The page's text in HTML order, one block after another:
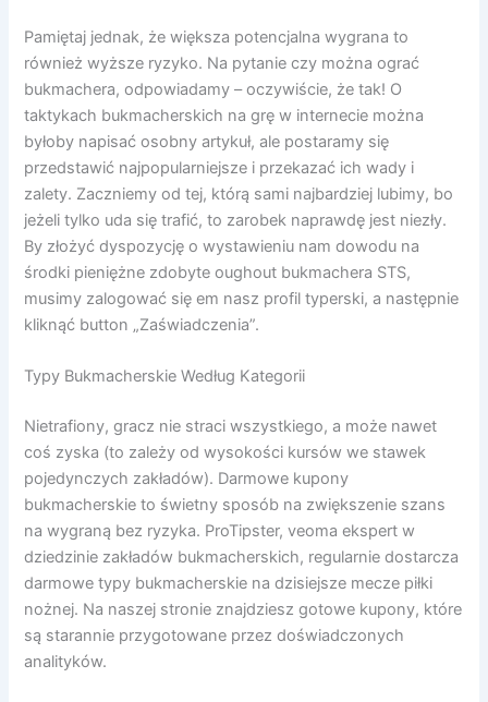
Pamiętaj jednak, że większa potencjalna wygrana to
również wyższe ryzyko. Na pytanie czy można ograć
bukmachera, odpowiadamy – oczywiście, że tak! O
taktykach bukmacherskich na grę w internecie można
byłoby napisać osobny artykuł, ale postaramy się
przedstawić najpopularniejsze i przekazać ich wady i
zalety. Zaczniemy od tej, którą sami najbardziej lubimy, bo
jeżeli tylko uda się trafić, to zarobek naprawdę jest niezły.
By złożyć dyspozycję o wystawieniu nam dowodu na
środki pieniężne zdobyte oughout bukmachera STS,
musimy zalogować się em nasz profil typerski, a następnie
kliknąć button „Zaświadczenia”.
Typy Bukmacherskie Według Kategorii
Nietrafiony, gracz nie straci wszystkiego, a może nawet
coś zyska (to zależy od wysokości kursów we stawek
pojedynczych zakładów). Darmowe kupony
bukmacherskie to świetny sposób na zwiększenie szans
na wygraną bez ryzyka. ProTipster, veoma ekspert w
dziedzinie zakładów bukmacherskich, regularnie dostarcza
darmowe typy bukmacherskie na dzisiejsze mecze piłki
nożnej. Na naszej stronie znajdziesz gotowe kupony, które
są starannie przygotowane przez doświadczonych
analityków.